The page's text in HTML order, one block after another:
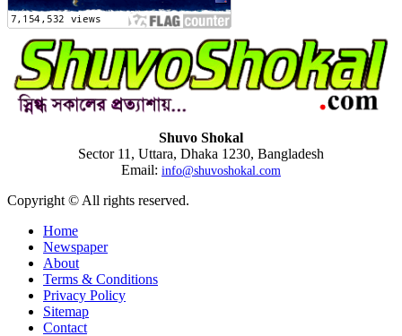
Shuvo Shokal
Sector 11, Uttara, Dhaka 1230, Bangladesh
Email: info@shuvoshokal.com
Copyright © All rights reserved.
Home
Newspaper
About
Terms & Conditions
Privacy Policy
Sitemap
Contact